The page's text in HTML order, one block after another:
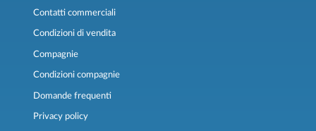
Contatti commerciali
Condizioni di vendita
Compagnie
Condizioni compagnie
Domande frequenti
Privacy policy